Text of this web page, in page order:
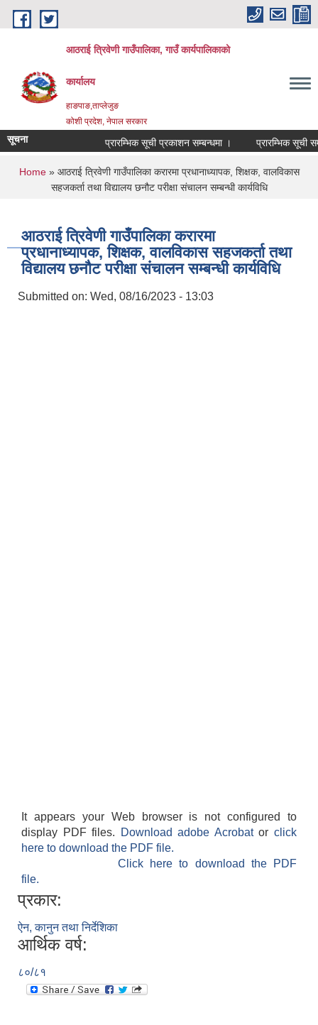
Skip to main content
आठराई त्रिवेणी गाउँपालिका, गाउँ कार्यपालिकाको
कार्यालय
हाङपाङ,ताप्लेजुङ
कोशी प्रदेश, नेपाल सरकार
सूचना प्रारम्भिक सूची प्रकाशन सम्बन्धमा । प्रारम्भिक सूची
You are here
Home» आठराई त्रिवेणी गाउँपालिका करारमा प्रधानाध्यापक, शिक्षक, वालविकास
सहजकर्ता तथा विद्यालय छनौट परीक्षा संचालन सम्बन्धी कार्यविधि
आठराई त्रिवेणी गाउँपालिका करारमा
प्रधानाध्यापक, शिक्षक, वालविकास सहजकर्ता तथा
विद्यालय छनौट परीक्षा संचालन सम्बन्धी कार्यविधि
Submitted on: Wed, 08/16/2023 - 13:03
It appears your Web browser is not configured to
display PDF files.
Download adobe Acrobatorclick
here to download the PDF file.
Click here to download the PDF
file.
प्रकार:
ऐन, कानुन तथा निर्देशिका
आर्थिक वर्ष:
८०/८१